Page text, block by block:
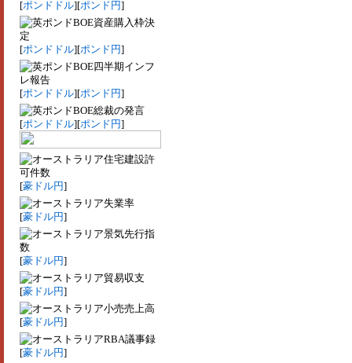
[ポンドドル][ポンド円]
BOE資産購入枠決
定
[ポンドドル][ポンド円]
BOE四半期インフ
レ報告
[ポンドドル][ポンド円]
BOE総裁の発言
[ポンドドル][ポンド円]
住宅建設許
可件数
[豪ドル円]
失業率
[豪ドル円]
景気先行指
数
[豪ドル円]
貿易収支
[豪ドル円]
小売売上高
[豪ドル円]
RBA議事録
[豪ドル円]